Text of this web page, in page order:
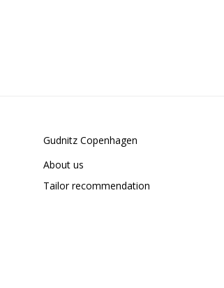
Gudnitz Copenhagen
About us
Tailor recommendation